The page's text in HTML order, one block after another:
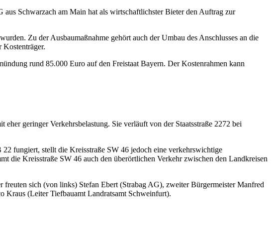
Schwarzach am Main hat als wirtschaftlichster Bieter den Auftrag zur
Zu der Ausbaumaßnahme gehört auch der Umbau des Anschlusses an die
Kostenträger.
rund 85.000 Euro auf den Freistaat Bayern. Der Kostenrahmen kann
geringer Verkehrsbelastung. Sie verläuft von der Staatsstraße 2272 bei
fungiert, stellt die Kreisstraße SW 46 jedoch eine verkehrswichtige
die Kreisstraße SW 46 auch den überörtlichen Verkehr zwischen den Landkreisen
sich (von links) Stefan Ebert (Strabag AG), zweiter Bürgermeister Manfred
Kraus (Leiter Tiefbauamt Landratsamt Schweinfurt).